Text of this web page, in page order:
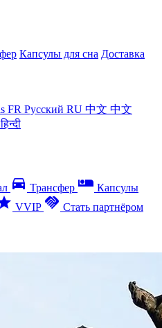
Капсулы для сна Доставка
FR Русский RU 中文 中文
हिन्दी
directions_car Трансфер airline_seat_individual_suite Капсулы
VVIP handshake Стать партнёром